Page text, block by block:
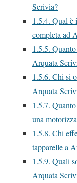
Scrivia?
1.5.4. Qual è
completa ad
1.5.5.
Arquata
1.5.6. Chi si
Arquata
1.5.7.
una
1.5.8. Chi
tapparelle a
1.5.9. Quali
Arquata